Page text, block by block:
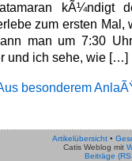
kÃ¼ndigt
zum ersten Mal,
man um 7:30
und ich sehe, wie […]
besonderem
Artikelübersicht •
Catis Weblog mit
Beiträge